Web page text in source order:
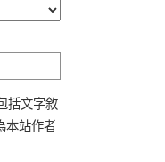
括文字敘
本站作者